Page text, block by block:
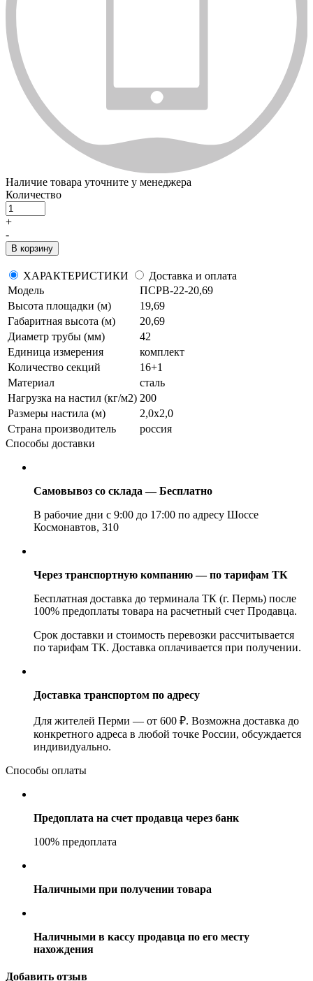
Наличие товара уточните у менеджера
Количество
+
-
В корзину
ХАРАКТЕРИСТИКИ
Доставка и оплата
Модель
ПСРВ-22-20,69
Высота площадки (м)
19,69
Габаритная высота (м)
20,69
Диаметр трубы (мм)
42
Единица измерения
комплект
Количество секций
16+1
Материал
сталь
Нагрузка на настил (кг/м2) 200
Размеры настила (м)
2,0х2,0
Страна производитель
россия
Способы доставки
Самовывоз со склада — Бесплатно
В рабочие дни с 9:00 до 17:00 по адресу Шоссе
Космонавтов, 310
Через транспортную компанию — по тарифам ТК
Бесплатная доставка до терминала ТК (г. Пермь) после
100% предоплаты товара на расчетный счет Продавца.
Срок доставки и стоимость перевозки рассчитывается
по тарифам ТК. Доставка оплачивается при получении.
Доставка транспортом по адресу
Для жителей Перми — от 600 ₽. Возможна доставка до
конкретного адреса в любой точке России, обсуждается
индивидуально.
Способы оплаты
Предоплата на счет продавца через банк
100% предоплата
Наличными при получении товара
Наличными в кассу продавца по его месту
нахождения
Добавить отзыв